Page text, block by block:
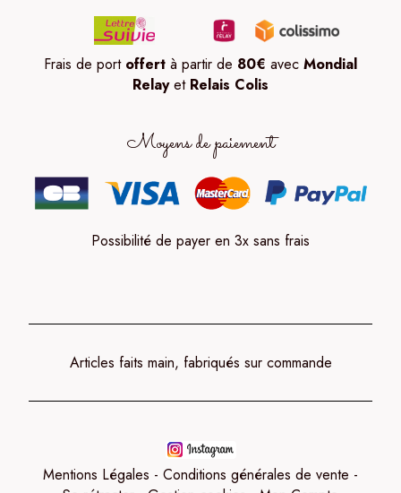
Frais de port offert à partir de 80€ avec Mondial
Relayet Relais Colis
Moyens de paiement
Possibilité de payer en 3x sans frais
Articles faits main, fabriqués sur commande
Mentions Légales
Conditions générales de vente